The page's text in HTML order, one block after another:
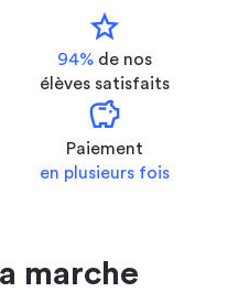
star
94% de nos
élèves satisfaits
savings
Paiement
en plusieurs fois
marche